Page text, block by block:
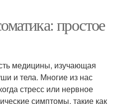
простое
медицины, изучающая
и тела. Многие из нас
стресс или нервное
симптомы, такие как